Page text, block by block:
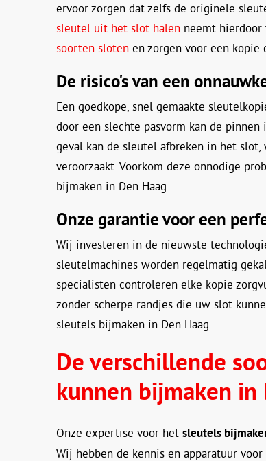
ervoor zorgen dat zelfs de originele
sleutel uit het slot halen neemt
soorten sloten en zorgen voor een kopie
De risico's van een
Een goedkope, snel gemaakte
door een slechte pasvorm kan de
geval kan de sleutel afbreken in het
veroorzaakt. Voorkom deze onnodige
bijmaken in Den Haag.
Onze garantie voor een
Wij investeren in de nieuwste
sleutelmachines worden regelmatig
specialisten controleren elke kopie
zonder scherpe randjes die uw slot
sleutels bijmaken in Den Haag.
De verschillende
kunnen bijmaken in
Onze expertise voor het sleutels
Wij hebben de kennis en apparatuur